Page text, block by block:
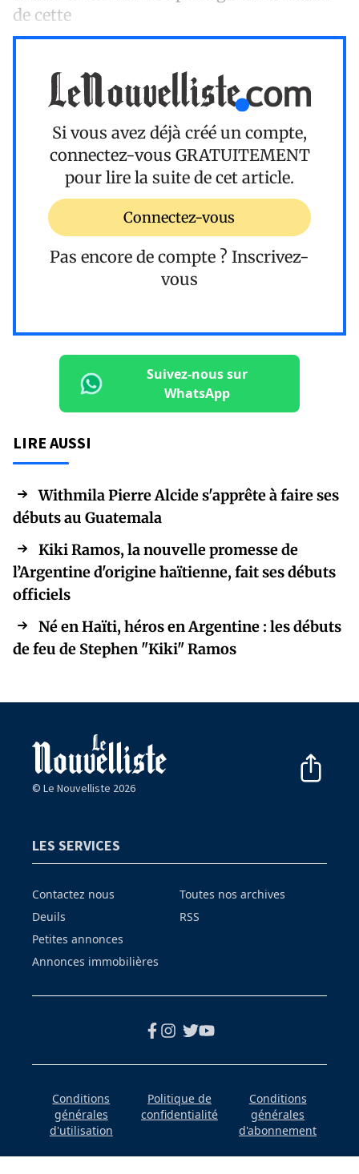
de cette
Si vous avez déjà créé un compte,
connectez-vous GRATUITEMENT
pour lire la suite de cet article.
Connectez-vous
Pas encore de compte ? Inscrivez-
vous
Suivez-nous sur
WhatsApp
LIRE AUSSI
Withmila Pierre Alcide s'apprête à faire ses
débuts au Guatemala
Kiki Ramos, la nouvelle promesse de
l’Argentine d'origine haïtienne, fait ses débuts
officiels
Né en Haïti, héros en Argentine : les débuts
de feu de Stephen "Kiki" Ramos
© Le Nouvelliste 2026
LES SERVICES
Contactez nous
Deuils
Petites annonces
Annonces immobilières
Toutes nos archives
RSS
Conditions
générales
d'utilisation
Politique de
confidentialité
Conditions
générales
d'abonnement